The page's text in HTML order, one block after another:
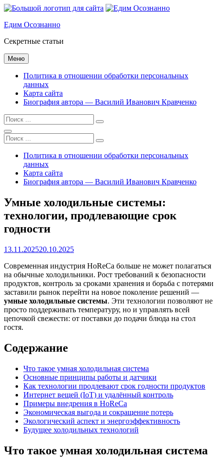
Перейти
содержимому
Едим Осознанно
Секретные статьи
Меню
Политика в отношении обработки персональных
данных
Карта сайта
Биография автора — Василий Иванович Кравченко
Найти:
Поиск
Найти:
Политика в отношении обработки персональных
данных
Карта сайта
Биография автора — Василий Иванович Кравченко
Наложение
сайта
Умные холодильные системы:
технологии, продлевающие срок
годности
Автор
13.11.202520.10.2025
Современная индустрия HoReCa больше не может полагаться
на обычные холодильники. Рост требований к безопасности
продуктов, контроль за сроками хранения и борьба с потерями
заставили рынок перейти на новое поколение решений —
умные холодильные системы. Эти технологии позволяют не
просто поддерживать температуру, но и управлять всей
цепочкой свежести: от поставки до подачи блюда на стол
гостя.
Содержание
Что такое умная холодильная система
Основные принципы работы и датчики
Как технологии продлевают срок годности продуктов
Интернет вещей (IoT) и удалённый контроль
Примеры внедрения в HoReCa
Экономическая выгода и сокращение потерь
Экологический аспект и энергоэффективность
Будущее холодильных технологий
Что такое умная холодильная система